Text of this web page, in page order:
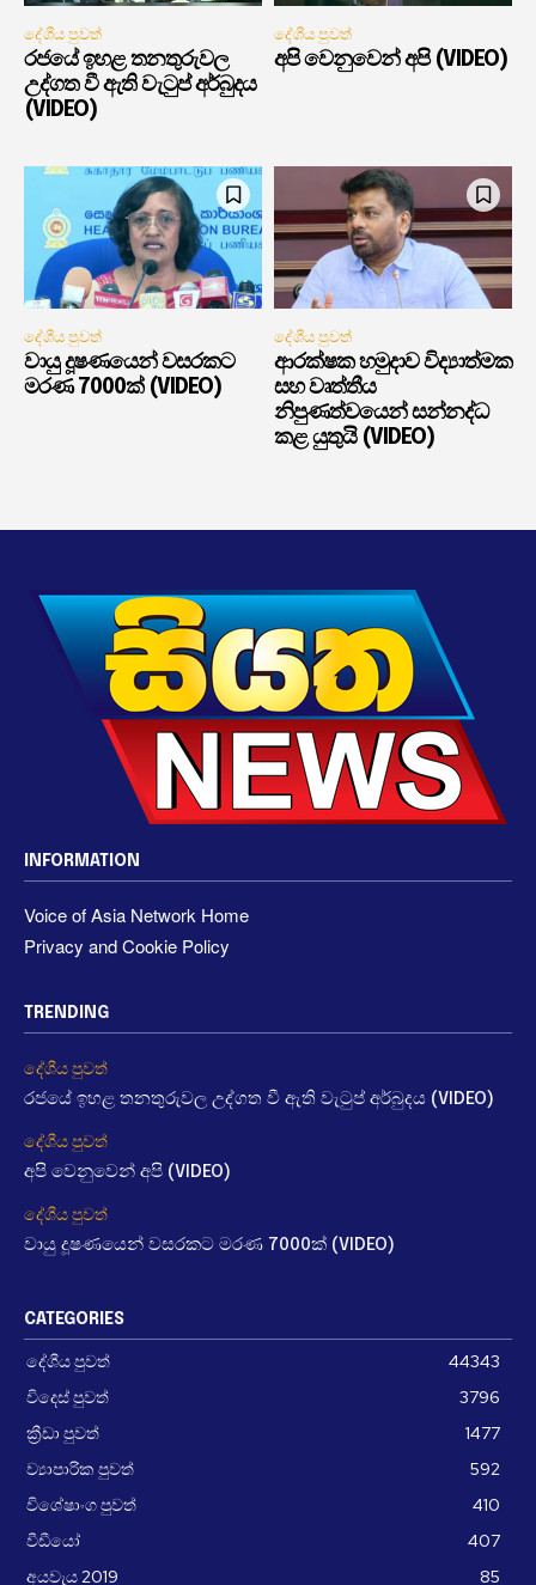
දේශීය පුවත්
රජයේ ඉහළ තනතුරුවල
උද්ගත වී ඇති වැටුප් අර්බුදය
(VIDEO)
දේශීය පුවත්
අපි වෙනුවෙන් අපි (VIDEO)
දේශීය පුවත්
වායු දූෂණයෙන් වසරකට
මරණ 7000ක් (VIDEO)
දේශීය පුවත්
ආරක්ෂක හමුදාව විද්‍යාත්මක
සහ වෘත්තීය
නිපුණත්වයෙන් සන්නද්ධ
කළ යුතුයි (VIDEO)
INFORMATION
Voice of Asia Network Home
Privacy and Cookie Policy
TRENDING
දේශීය පුවත්
රජයේ ඉහළ තනතුරුවල උද්ගත වී ඇති වැටුප් අර්බුදය (VIDEO)
දේශීය පුවත්
අපි වෙනුවෙන් අපි (VIDEO)
දේශීය පුවත්
වායු දූෂණයෙන් වසරකට මරණ 7000ක් (VIDEO)
CATEGORIES
දේශීය පුවත්
44343
විදෙස් පුවත්
3796
ක්‍රීඩා පුවත්
1477
ව්‍යාපාරික පුවත්
592
විශේෂාංග පුවත්
410
වීඩීයෝ
407
අයවැය 2019
85